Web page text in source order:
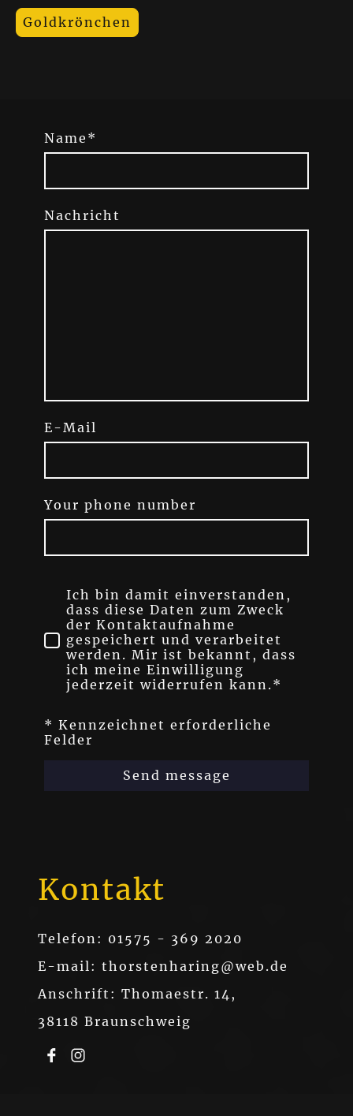
Goldkrönchen
Name *
Nachricht
E-Mail
Your phone number
Ich bin damit einverstanden,
dass diese Daten zum Zweck
der Kontaktaufnahme
gespeichert und verarbeitet
werden. Mir ist bekannt, dass
ich meine Einwilligung
jederzeit widerrufen kann.*
* Kennzeichnet erforderliche
Felder
Send message
Kontakt
Telefon: 01575 - 369 2020
E-mail: thorstenharing@web.de
Anschrift: Thomaestr. 14,
38118 Braunschweig